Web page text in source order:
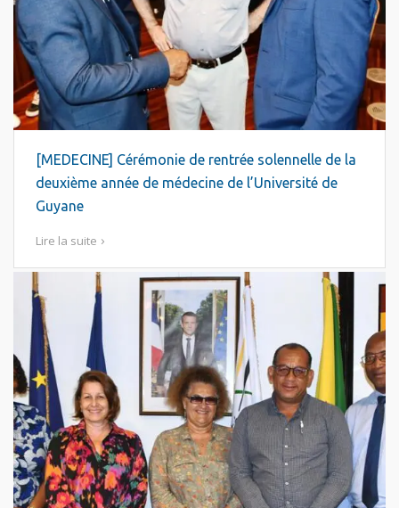
[MEDECINE] Cérémonie de rentrée solennelle de la
deuxième année de médecine de l’Université de
Guyane
Lire la suite